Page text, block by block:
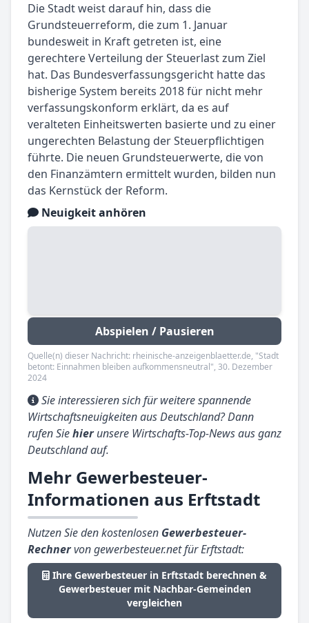
Die Stadt weist darauf hin, dass die
Grundsteuerreform, die zum 1. Januar
bundesweit in Kraft getreten ist, eine
gerechtere Verteilung der Steuerlast zum Ziel
hat. Das Bundesverfassungsgericht hatte das
bisherige System bereits 2018 für nicht mehr
verfassungskonform erklärt, da es auf
veralteten Einheitswerten basierte und zu einer
ungerechten Belastung der Steuerpflichtigen
führte. Die neuen Grundsteuerwerte, die von
den Finanzämtern ermittelt wurden, bilden nun
das Kernstück der Reform.
Neuigkeit anhören
Abspielen / Pausieren
Quelle(n) dieser Nachricht: rheinische-anzeigenblaetter.de, "Stadt
betont: Einnahmen bleiben aufkommensneutral", 30. Dezember
2024
Sie interessieren sich für weitere spannende
Wirtschaftsneuigkeiten aus Deutschland? Dann
rufen Siehierunsere Wirtschafts-Top-News aus ganz
Deutschland auf.
Mehr Gewerbesteuer-
Informationen aus Erftstadt
Nutzen Sie den kostenlosen Gewerbesteuer-
Rechnervon gewerbesteuer.net für Erftstadt:
Ihre Gewerbesteuer in Erftstadt berechnen &
Gewerbesteuer mit Nachbar-Gemeinden
vergleichen